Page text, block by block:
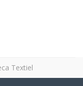
Textiel